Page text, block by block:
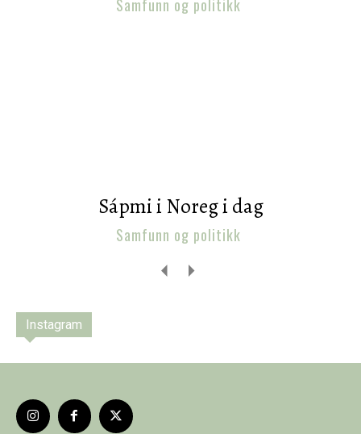
Samfunn og politikk
Sápmi i Noreg i dag
Samfunn og politikk
Instagram